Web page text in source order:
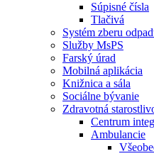
Súpisné čísla
Tlačivá
Systém zberu
Služby MsPS
Farský úrad
Mobilná aplikácia
Knižnica a sála
Sociálne bývanie
Zdravotná
Centrum
Ambulancie